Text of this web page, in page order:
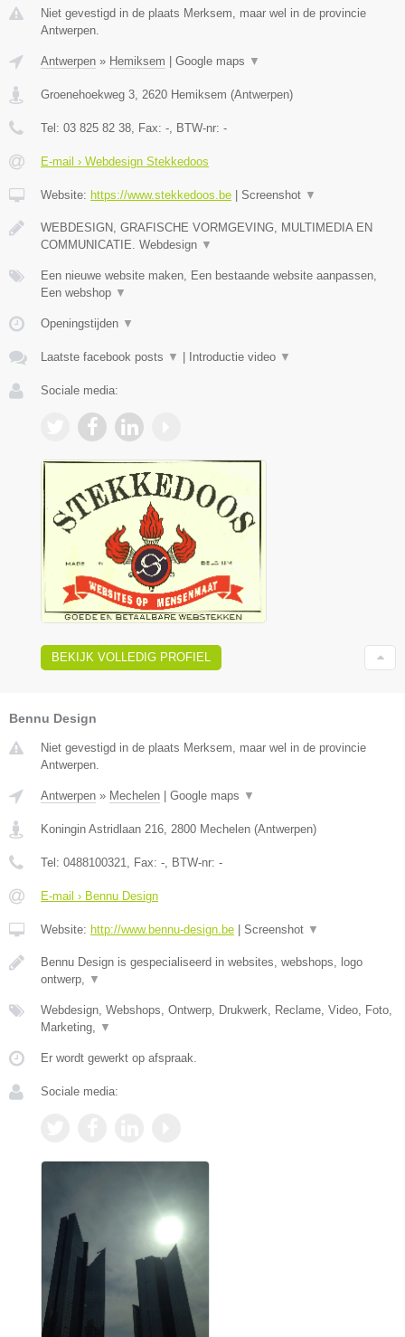
Niet gevestigd in de plaats Merksem, maar wel in de provincie
Antwerpen.
Antwerpen » Hemiksem Google maps ▼
Groenehoekweg 3, 2620 Hemiksem (Antwerpen)
Tel: 03 825 82 38, Fax: -, BTW-nr: -
E-mail › Webdesign Stekkedoos
Website: https://www.stekkedoos.be Screenshot ▼
WEBDESIGN, GRAFISCHE VORMGEVING, MULTIMEDIA EN
COMMUNICATIE. Webdesign ▼
Een nieuwe website maken, Een bestaande website aanpassen,
Een webshop ▼
Openingstijden ▼
Laatste facebook posts ▼ Introductie video ▼
Sociale media:
BEKIJK VOLLEDIG PROFIEL
Bennu Design
Niet gevestigd in de plaats Merksem, maar wel in de provincie
Antwerpen.
Antwerpen » Mechelen | Google maps ▼
Koningin Astridlaan 216 2800 Mechelen (Antwerpen)
Tel: 0488100321 , Fax: - , BTW-nr: -
E-mail › Bennu Design
Website: http://www.bennu-design.be | Screenshot ▼
Bennu Design is gespecialiseerd in websites, webshops, logo
ontwerp,
▼
Webdesign, Webshops, Ontwerp, Drukwerk, Reclame, Video, Foto,
Marketing,
▼
Er wordt gewerkt op afspraak.
Sociale media: